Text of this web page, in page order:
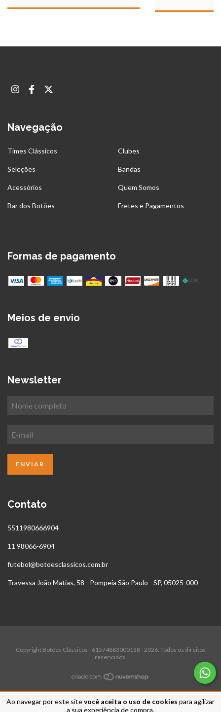
Ao navegar por este sitevocê aceita o uso de cookies para agilizar
a sua experiência de compra.
Navegação
Times Clássicos Clubes
Seleções Bandas
Acessórios Quem Somos
Bar dos Botões Fretes e Pagamentos
Formas de pagamento
Meios de envio
Newsletter
Contato
5511980666904
11 98066-6904
futebol@botoesclassicos.com.br
Travessa João Matias, 58 - Pompeia São Paulo - SP, 05025-000
Copyright Botões Clássicos - 61574883000138 - 2026. Todos os direitos
reservados.